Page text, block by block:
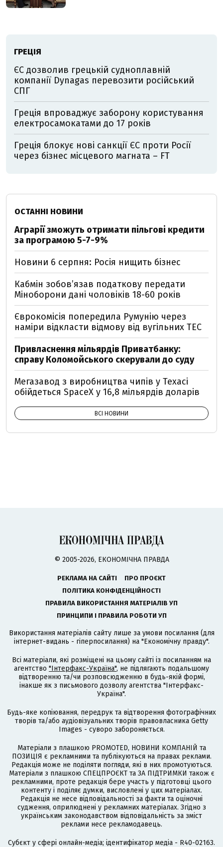
ГРЕЦІЯ
ЄС дозволив грецькій судноплавній
компанії Dynagas перевозити російський
СПГ
Греція впроваджує заборону користування
електросамокатами до 17 років
Греція блокує нові санкції ЄС проти Росії
через бізнес місцевого магната – FT
ОСТАННІ НОВИНИ
Аграрії зможуть отримати пільгові кредити
за програмою 5-7-9%
Новини 6 серпня: Росія нищить бізнес
Кабмін зобовʼязав податкову передати
Міноборони дані чоловіків 18-60 років
Єврокомісія попередила Румунію через
наміри відкласти відмову від вугільних ТЕС
Привласнення мільярдів Приватбанку:
справу Коломойського скерували до суду
Мегазавод з виробництва чипів у Техасі
обійдеться SpaceX у 16,8 мільярдів доларів
ВСІ НОВИНИ
© 2005-2026, ЕКОНОМІЧНА ПРАВДА
РЕКЛАМА НА САЙТІ
ПРО ПРОЄКТ
ПОЛІТИКА КОНФІДЕНЦІЙНОСТІ
ПРАВИЛА ВИКОРИСТАННЯ МАТЕРІАЛІВ УП
ПРИНЦИПИ І ПРАВИЛА РОБОТИ УП
Використання матеріалів сайту лише за умови посилання (для
інтернет-видань - гіперпосилання) на "Економічну правду".
Всі матеріали, які розміщені на цьому сайті із посиланням на
агентство "Інтерфакс-Україна", не підлягають подальшому
відтворенню та/чи розповсюдженню в будь-якій формі,
інакше як з письмового дозволу агентства "Інтерфакс-
Україна".
Будь-яке копіювання, передрук та відтворення фотографічних
творів та/або аудіовізуальних творів правовласника Getty
Images - суворо забороняється.
Матеріали з плашкою PROMOTED, НОВИНИ КОМПАНІЙ та
ПОЗИЦІЯ є рекламними та публікуються на правах реклами.
Редакція може не поділяти погляди, які в них промотуються.
Матеріали з плашкою СПЕЦПРОЄКТ та ЗА ПІДТРИМКИ також є
рекламними, проте редакція бере участь у підготовці цього
контенту і поділяє думки, висловлені у цих матеріалах.
Редакція не несе відповідальності за факти та оціночні
судження, оприлюднені у рекламних матеріалах. Згідно з
українським законодавством відповідальність за зміст
реклами несе рекламодавець.
Cубєкт у сфері онлайн-медіа; ідентифікатор медіа - R40-02163.